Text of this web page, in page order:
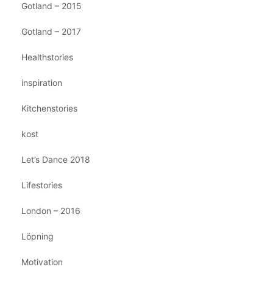
Gotland – 2015
Gotland – 2017
Healthstories
inspiration
Kitchenstories
kost
Let’s Dance 2018
Lifestories
London – 2016
Löpning
Motivation